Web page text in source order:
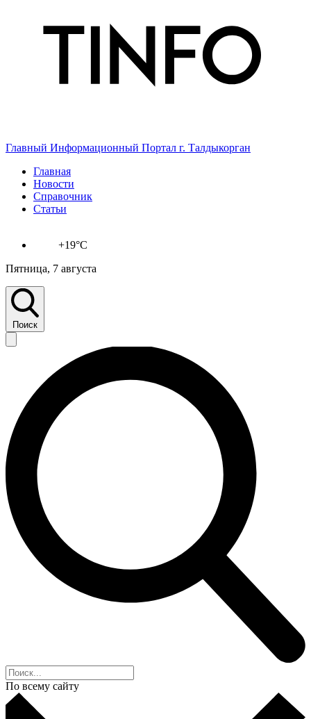
Главный Информационный Портал г. Талдыкорган
Главная
Новости
Справочник
Статьи
+19°C
Пятница, 7 августа
Поиск
По всему сайту